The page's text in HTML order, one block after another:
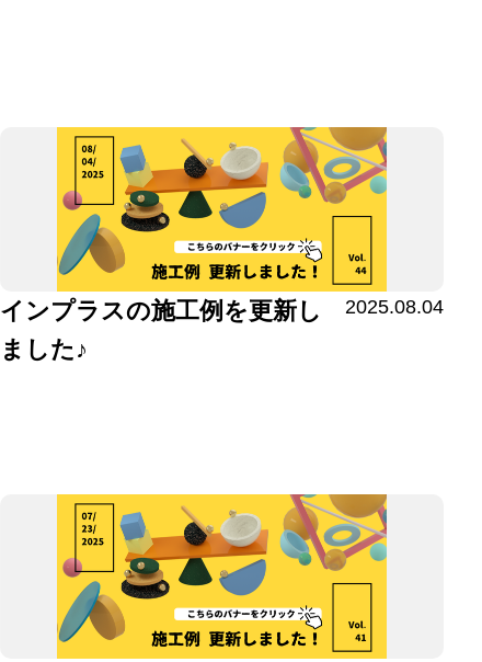
インプラスの施工例を更新し
ました♪
2025.08.04